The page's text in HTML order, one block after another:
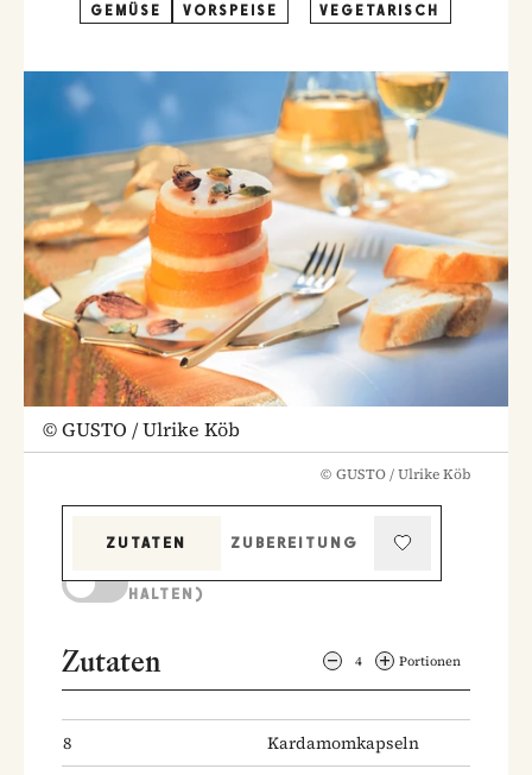
GEMÜSE
VORSPEISE
VEGETARISCH
©GUSTO / Ulrike Köb
© GUSTO / Ulrike Köb
ZUTATEN
ZUBEREITUNG
HALTEN)
Zutaten 4 Portionen
8
Kardamomkapseln